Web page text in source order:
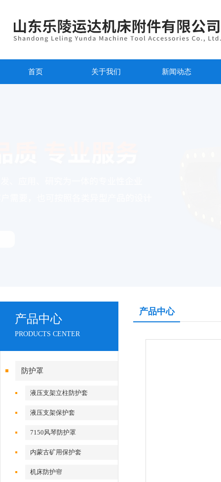
首页 关于我们 新闻动态
产品中心
PRODUCTS CENTER
防护罩
液压支架立柱防护套
液压支架保护套
7150风琴防护罩
内蒙古矿用保护套
机床防护帘
产品中心